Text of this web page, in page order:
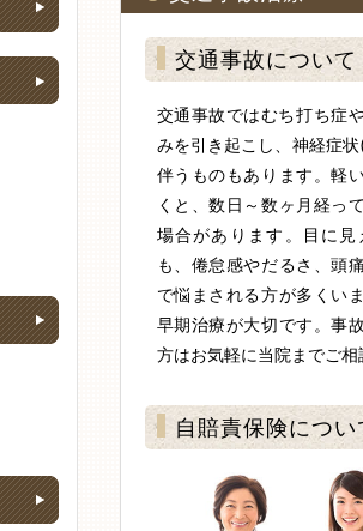
交通事故について
交通事故ではむち打ち症
みを引き起こし、神経症
伴うものもあります。軽
くと、数日～数ヶ月経っ
場合があります。目に
も、倦怠感やだるさ、頭
で悩まされる方が多くい
早期治療が大切です。事
方はお気軽に当院までご相
自賠責保険につい